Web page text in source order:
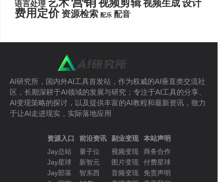
语言处理 艺术 视频剪辑视频生成设计
费用定价 资源检索 配乐 配音
AI研究所，国内外AI工具首发站，作为权威的AI垂直类交流社
区，长期深耕于AI领域的发展与研究；专注于AI工具的分享、
AI变现策略的探讨，以及提供丰富的AI教程和最新资讯，致力
于让AI走进现实，实际落地应用
资源入口
Jay总站
Jay星球
Jay部落
前沿资讯
量子位
新智元
智东西
副业变现
视频变现
图片变现
音频变现
本站声明
商务合作
付费星球
免责声明